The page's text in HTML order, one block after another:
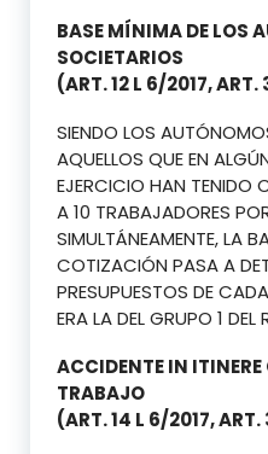
BASE MÍNIMA DE LOS
SOCIETARIOS
(ART. 12 L 6/2017, ART.
SIENDO LOS
AQUELLOS QUE EN
EJERCICIO HAN TENIDO
A 10 TRABAJADORES
SIMULTÁNEAMENTE, LA
COTIZACIÓN PASA A
PRESUPUESTOS DE
ERA LA DEL GRUPO 1 DEL
ACCIDENTE IN
TRABAJO
(ART. 14 L 6/2017, ART.